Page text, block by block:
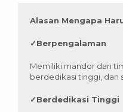
Alasan Mengapa
✓Berpengalaman
Memiliki mandor dan
berdedikasi tinggi, dan
✓Berdedikasi Tinggi